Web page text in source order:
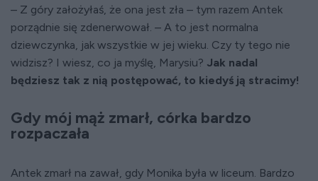
– Z góry założyłaś, że ona jest zła – tym razem Antek
porządnie się zdenerwował. – A to jest normalna
dziewczynka, jak wszystkie w jej wieku. Czy ty tego nie
widzisz? I wiesz, co ja myślę, Marysiu? Jak nadal
będziesz tak z nią postępować, to kiedyś ją stracimy!
Gdy mój mąż zmarł, córka bardzo
rozpaczała
Antek zmarł na zawał, gdy Monika była w liceum. Bardzo